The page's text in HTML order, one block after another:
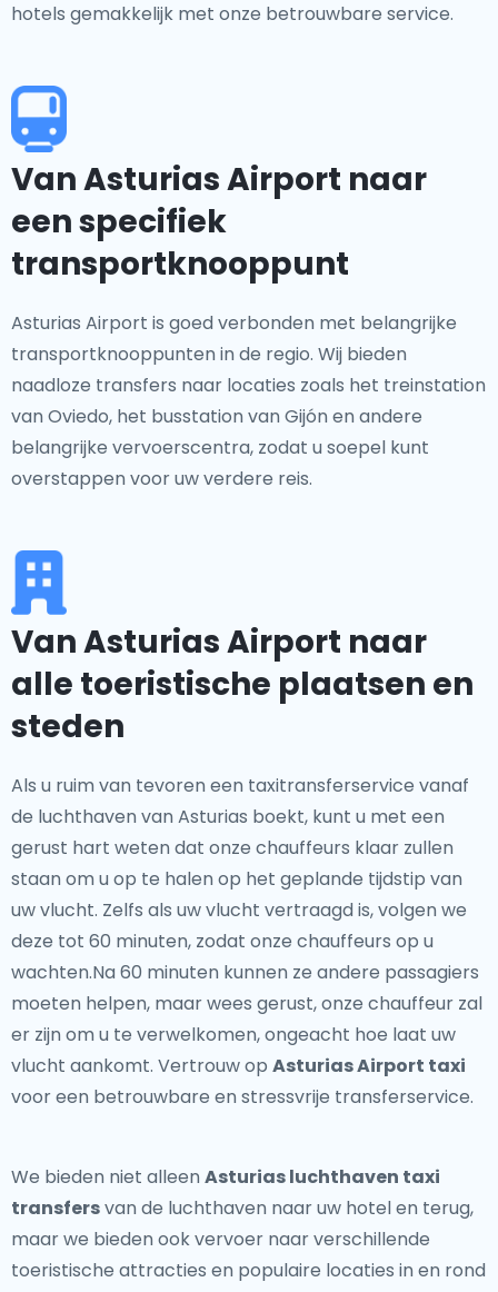
hotels gemakkelijk met onze betrouwbare service.
Van Asturias Airport naar
een specifiek
transportknooppunt
Asturias Airport is goed verbonden met belangrijke
transportknooppunten in de regio. Wij bieden
naadloze transfers naar locaties zoals het treinstation
van Oviedo, het busstation van Gijón en andere
belangrijke vervoerscentra, zodat u soepel kunt
overstappen voor uw verdere reis.
Van Asturias Airport naar
alle toeristische plaatsen en
steden
Als u ruim van tevoren een taxitransferservice vanaf
de luchthaven van Asturias boekt, kunt u met een
gerust hart weten dat onze chauffeurs klaar zullen
staan om u op te halen op het geplande tijdstip van
uw vlucht. Zelfs als uw vlucht vertraagd is, volgen we
deze tot 60 minuten, zodat onze chauffeurs op u
wachten.Na 60 minuten kunnen ze andere passagiers
moeten helpen, maar wees gerust, onze chauffeur zal
er zijn om u te verwelkomen, ongeacht hoe laat uw
vlucht aankomt. Vertrouw op Asturias Airport taxi
voor een betrouwbare en stressvrije transferservice.
We bieden niet alleen Asturias luchthaven taxi
transfersvan de luchthaven naar uw hotel en terug,
maar we bieden ook vervoer naar verschillende
toeristische attracties en populaire locaties in en rond